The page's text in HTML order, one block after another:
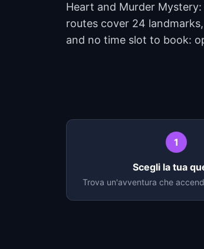
Heart and Murder
routes cover 24
and no time slot to book:
1
Scegli la tua
Trova un'avventura che